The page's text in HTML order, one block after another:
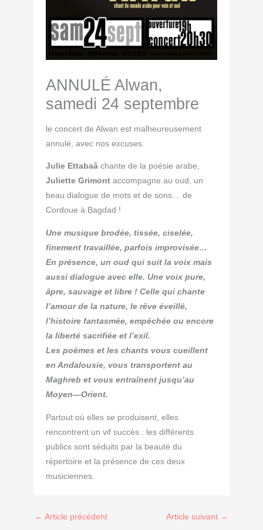
ANNULÉ Alwan,
samedi 24 septembre
le concert de Alwan est malheureusement
annulé, avec nos excuses.
Julie Ettabaâchante de la poésie arabe,
Juliette Grimontaccompagne au oud, un
beau dialogue de mots et de sons… de
Cordoue à Bagdad !
Une musique brodée, tissée, ciselée,
finement travaillée, parfois improvisée…
En présence, un oud qui suit la voix mais
aussi dialogue avec elle. Une voix pure,
âpre, sauvage et libre ! Celle qui chante
l’amour de la nature, le rêve éveillé,
l’histoire fantasmée, empêchée ou encore
la liberté sacrifiée et l’exil.
Les poèmes et les chants vous cueillent
en Andalousie, vous transportent au
Maghreb et vous entraînent jusqu’au
Moyen—Orient.
Partout où elles se produisent, elles
rencontrent un vif succès : les différents
publics sont séduits par la beauté du
répertoire et la présence de ces deux
musiciennes.
← Article précédent Article suivant →